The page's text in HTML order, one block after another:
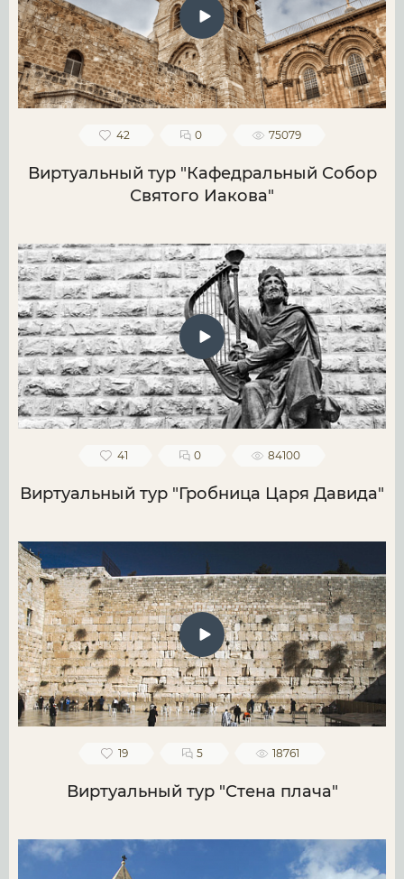
42 0 75079
Виртуальный тур "Кафедральный Собор
Святого Иакова"
41 0 84100
Виртуальный тур "Гробница Царя Давида"
19 5 18761
Виртуальный тур "Стена плача"